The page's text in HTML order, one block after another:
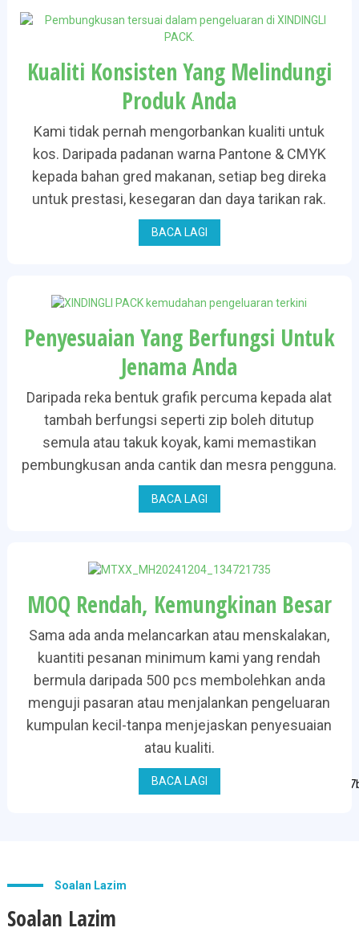
Kualiti Konsisten Yang Melindungi
Produk Anda
Kami tidak pernah mengorbankan kualiti untuk
kos. Daripada padanan warna Pantone & CMYK
kepada bahan gred makanan, setiap beg direka
untuk prestasi, kesegaran dan daya tarikan rak.
BACA LAGI
Penyesuaian Yang Berfungsi Untuk
Jenama Anda
Daripada reka bentuk grafik percuma kepada alat
tambah berfungsi seperti zip boleh ditutup
semula atau takuk koyak, kami memastikan
pembungkusan anda cantik dan mesra pengguna.
BACA LAGI
MOQ Rendah, Kemungkinan Besar
Sama ada anda melancarkan atau menskalakan,
kuantiti pesanan minimum kami yang rendah
bermula daripada 500 pcs membolehkan anda
menguji pasaran atau menjalankan pengeluaran
kumpulan kecil-tanpa menjejaskan penyesuaian
atau kualiti.
BACA LAGI
Soalan Lazim
Soalan Lazim